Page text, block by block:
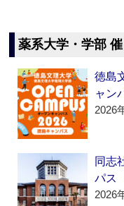
薬系大学・学部
徳島
ャン
2026
同志
パス
2026